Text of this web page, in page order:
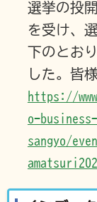
選挙の投
を受け、
下のとお
した。皆
https://
o-business-
sangyo/